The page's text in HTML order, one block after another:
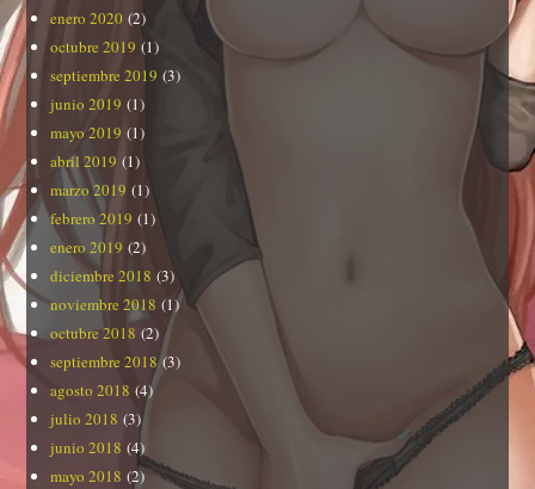
enero 2020 (2)
octubre 2019 (1)
septiembre 2019 (3)
junio 2019 (1)
mayo 2019 (1)
abril 2019 (1)
marzo 2019 (1)
febrero 2019 (1)
enero 2019 (2)
diciembre 2018 (3)
noviembre 2018 (1)
octubre 2018 (2)
septiembre 2018(3)
agosto 2018 (4)
julio 2018 (3)
junio 2018 (4)
mayo 2018 (2)